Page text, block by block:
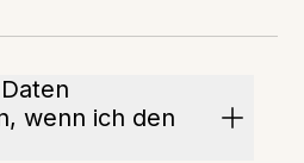
wenn ich den